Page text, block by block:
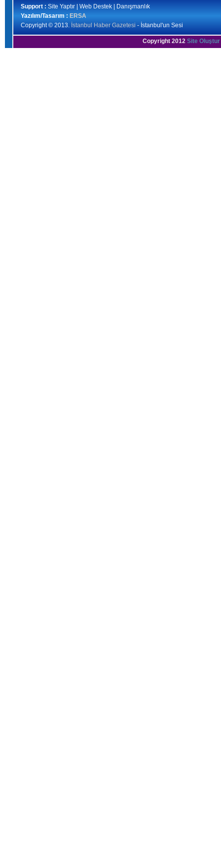
Support : Site Yaptır | Web Destek | Danışmanlık
Yazılım/Tasarım : ERSA
Copyright © 2013. İstanbul Haber Gazetesi - İstanbul'un Sesi
Copyright 2012 Site Oluştur